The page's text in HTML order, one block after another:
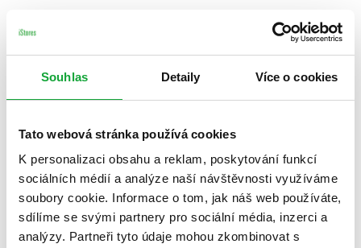
Souhlas Detaily Více o cookies
Tato webová stránka používá cookies
K personalizaci obsahu a reklam, poskytování funkcí
sociálních médií a analýze naší návštěvnosti využíváme
soubory cookie. Informace o tom, jak náš web používáte,
sdílíme se svými partnery pro sociální média, inzerci a
analýzy. Partneři tyto údaje mohou zkombinovat s